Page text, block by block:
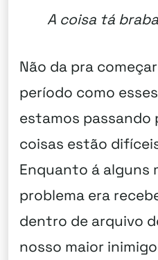
A coisa tá
Não da pra
período como
estamos passando
coisas estão
Enquanto á alguns
problema era
dentro de arquivo
nosso maior